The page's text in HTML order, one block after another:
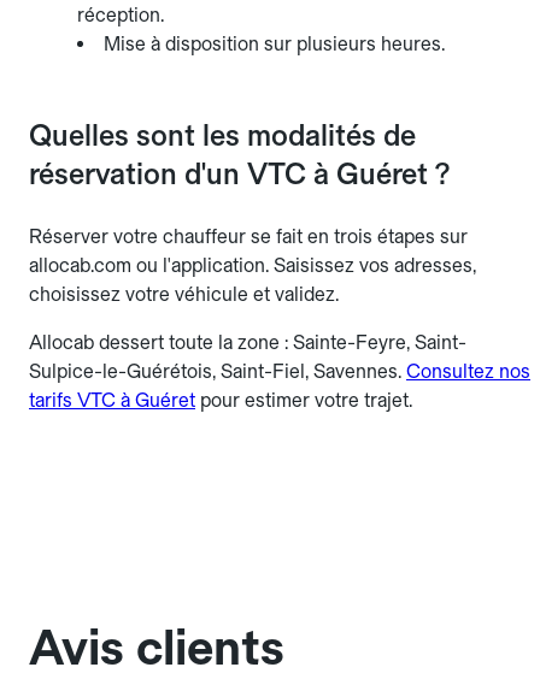
réception.
Mise à disposition sur plusieurs heures.
Quelles sont les modalités de
réservation d'un VTC à Guéret ?
Réserver votre chauffeur se fait en trois étapes sur
allocab.com ou l'application. Saisissez vos adresses,
choisissez votre véhicule et validez.
Allocab dessert toute la zone : Sainte-Feyre, Saint-
Sulpice-le-Guérétois, Saint-Fiel, Savennes. Consultez nos
tarifs VTC à Guéret pour estimer votre trajet.
Avis clients